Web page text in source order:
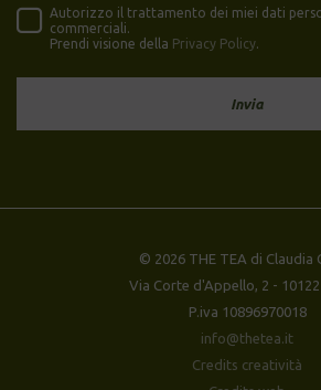
Autorizzo il trattamento dei miei dati
commerciali.
Prendi visione della Privacy Policy.
© 2026 THE TEA di Claudia
Via Corte d'Appello, 2 -
P.iva 10896970018
info@thetea.it
Credits creatività